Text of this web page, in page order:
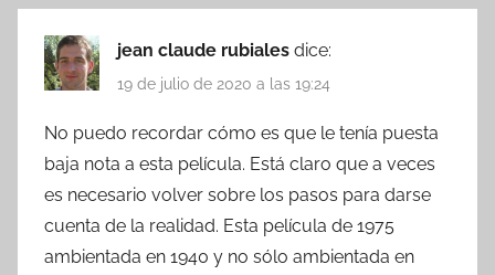
jean claude rubiales dice:
19 de julio de 2020 a las 19:24
No puedo recordar cómo es que le tenía puesta
baja nota a esta película. Está claro que a veces
es necesario volver sobre los pasos para darse
cuenta de la realidad. Esta película de 1975
ambientada en 1940 y no sólo ambientada en